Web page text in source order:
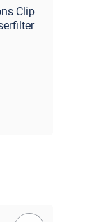
Clip